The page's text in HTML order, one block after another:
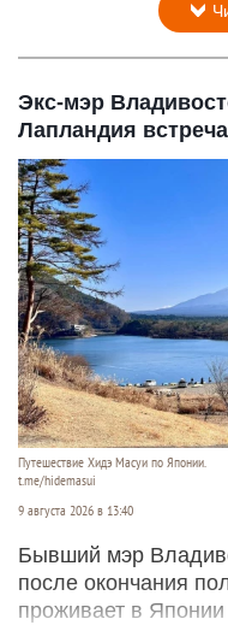
Экс-мэр
Лапландия
Путешествие Хидэ Масуи по Японии.
t.me/hidemasui
9 августа 2026 в 13:40
Бывший мэр
после окончания
проживает в Японии